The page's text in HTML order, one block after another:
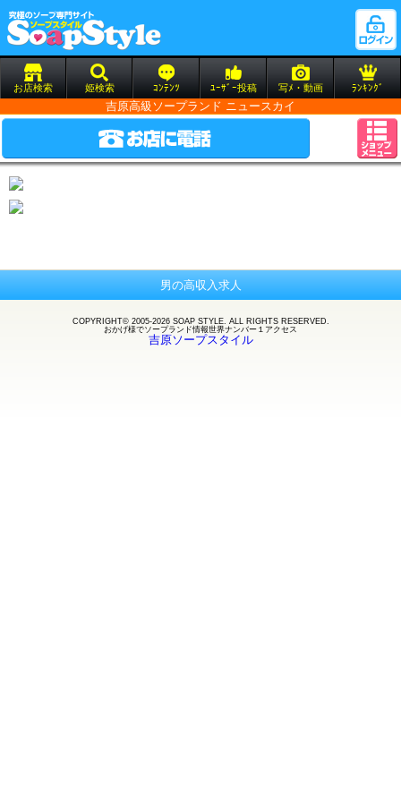
お店検索 姫検索 ｺﾝﾃﾝﾂ ﾕｰｻﾞｰ投稿 写ﾒ・動画 ﾗﾝｷﾝｸﾞ
吉原高級ソープランド ニュースカイ
男の高収入求人
COPYRIGHT© 2005-2026 SOAP STYLE. ALL RIGHTS RESERVED.
おかげ様でソープランド情報世界ナンバー１アクセス
吉原ソープスタイル